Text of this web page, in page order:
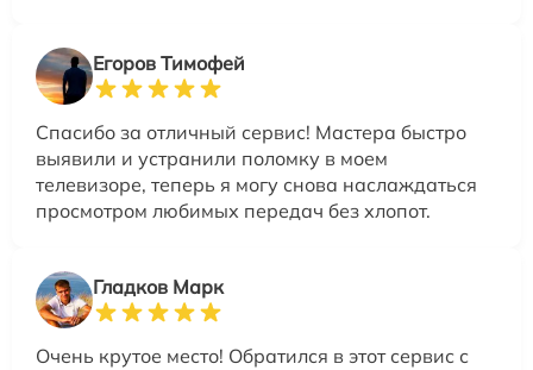
Егоров Тимофей
Спасибо за отличный сервис! Мастера быстро
выявили и устранили поломку в моем
телевизоре, теперь я могу снова наслаждаться
просмотром любимых передач без хлопот.
Гладков Марк
Очень крутое место! Обратился в этот сервис с